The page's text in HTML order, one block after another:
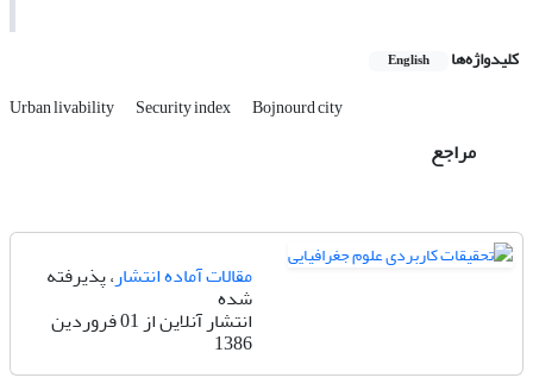
کلیدواژه‌ها English
Urban livability Security index Bojnourd city
مراجع
مقالات آماده انتشار، پذیرفته
شده
انتشار آنلاین از 01 فروردین
1386